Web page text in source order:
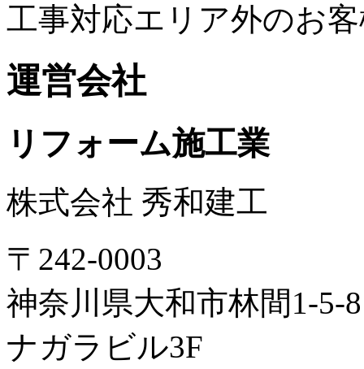
工事対応エリア外のお
運営会社
リフォーム施工業
株式会社 秀和建工
〒242-0003
神奈川県大和市林間1-5-8
ナガラビル3F